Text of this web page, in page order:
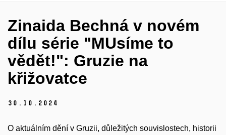
Zinaida Bechná v novém
dílu série "MUsíme to
vědět!": Gruzie na
křižovatce
30. 10. 2024
O aktuálním dění v Gruzii, důležitých souvislostech, historii